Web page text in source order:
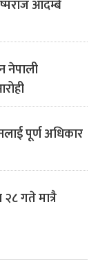
आंदम्बे
नेपाली
पूर्ण अधिकार
गते मात्रै